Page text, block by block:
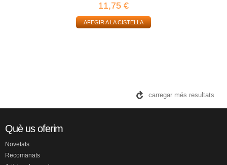
11,75 €
AFEGIR A LA CISTELLA
carregar més resultats
Què us oferim
Novetats
Recomanats